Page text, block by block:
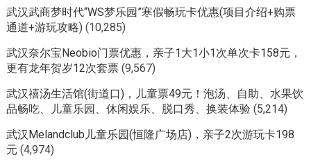
武汉武商梦时代“WS梦乐园”寒假畅玩卡优惠(项目介绍+购票
通道+游玩攻略) (10,285)
武汉奈尔宝Neobio门票优惠，亲子1大1小1次单次卡158元，
更有龙年贺岁12次套票 (9,567)
武汉禧汤生活馆(街道口)，儿童票49元！泡汤、自助、水果饮
品畅吃、儿童乐园、休闲娱乐、脱口秀、换装体验 (5,214)
武汉Melandclub儿童乐园(恒隆广场店)，亲子2次游玩卡198
元 (4,974)